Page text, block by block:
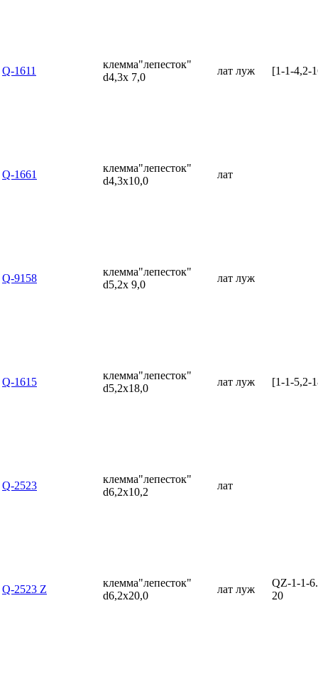
Q-1611
клемма"лепесток"
d4,3x 7,0
лат луж [1-1-4,2-
Q-1661
клемма"лепесток"
d4,3x10,0
лат
Q-9158
клемма"лепесток"
d5,2x 9,0
лат луж
Q-1615
клемма"лепесток"
d5,2x18,0
лат луж [1-1-5,2-
Q-2523
клемма"лепесток"
d6,2x10,2
лат
Q-2523 Z
клемма"лепесток"
d6,2x20,0
лат луж
QZ-1-1-
20